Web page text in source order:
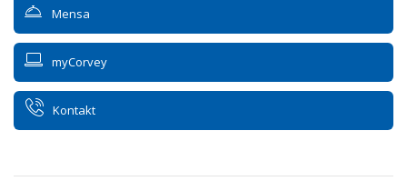
Mensa
myCorvey
Kontakt